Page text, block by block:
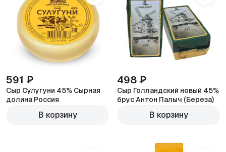
591 ₽
Сыр Сулугуни 45% Сырная
долина Россия
В корзину
498 ₽
Сыр Голландский новый 45%
брус Антон Палыч (Береза)
В корзину